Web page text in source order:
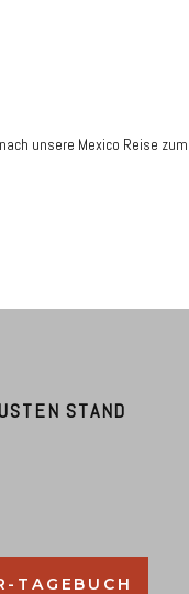
unsere Mexico Reise zum
STAND
TAGEBUCH